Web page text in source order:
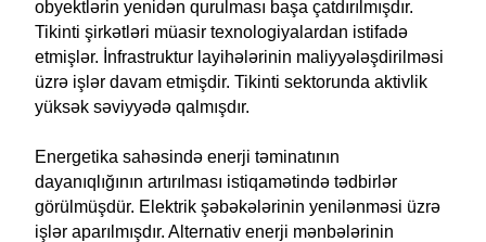
obyektlərin yenidən qurulması başa çatdırılmışdır.
Tikinti şirkətləri müasir texnologiyalardan istifadə
etmişlər. İnfrastruktur layihələrinin maliyyələşdirilməsi
üzrə işlər davam etmişdir. Tikinti sektorunda aktivlik
yüksək səviyyədə qalmışdır.
Energetika sahəsində enerji təminatının
dayanıqlığının artırılması istiqamətində tədbirlər
görülmüşdür. Elektrik şəbəkələrinin yenilənməsi üzrə
işlər aparılmışdır. Alternativ enerji mənbələrinin